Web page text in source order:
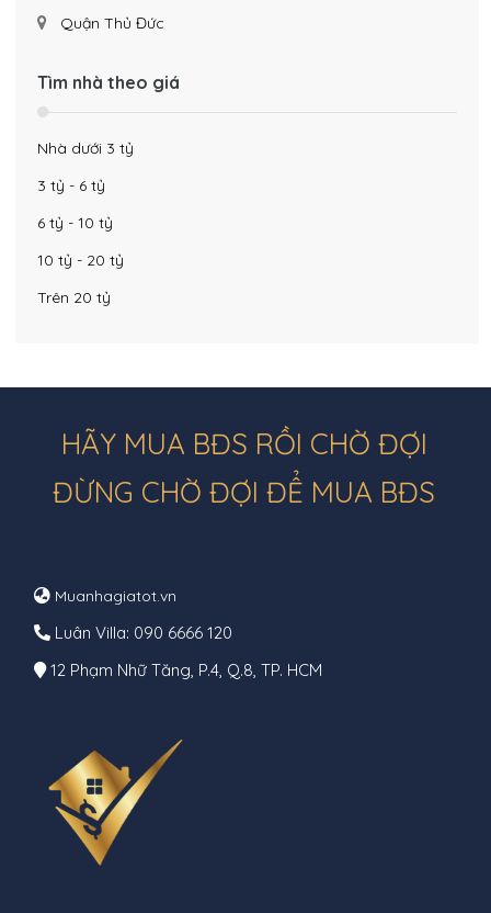
Quận Thủ Đức
Tìm nhà theo giá
Nhà dưới 3 tỷ
3 tỷ - 6 tỷ
6 tỷ - 10 tỷ
10 tỷ - 20 tỷ
Trên 20 tỷ
HÃY MUA BĐS RỒI CHỜ ĐỢI
ĐỪNG CHỜ ĐỢI ĐỂ MUA BĐS
Muanhagiatot.vn
Luân Villa: 090 6666 120
12 Phạm Nhữ Tăng, P.4, Q.8, TP. HCM